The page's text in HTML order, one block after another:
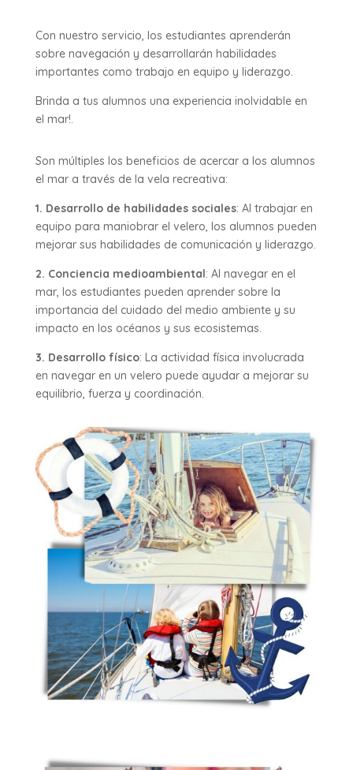
Con nuestro servicio, los estudiantes aprenderán
sobre navegación y desarrollarán habilidades
importantes como trabajo en equipo y liderazgo.
Brinda a tus alumnos una experiencia inolvidable en
el mar!.
Son múltiples los beneficios de acercar a los alumnos
el mar a través de la vela recreativa:
1. Desarrollo de habilidades sociales: Al trabajar en
equipo para maniobrar el velero, los alumnos pueden
mejorar sus habilidades de comunicación y liderazgo.
2. Conciencia medioambiental: Al navegar en el
mar, los estudiantes pueden aprender sobre la
importancia del cuidado del medio ambiente y su
impacto en los océanos y sus ecosistemas.
3. Desarrollo físico: La actividad física involucrada
en navegar en un velero puede ayudar a mejorar su
equilibrio, fuerza y coordinación.